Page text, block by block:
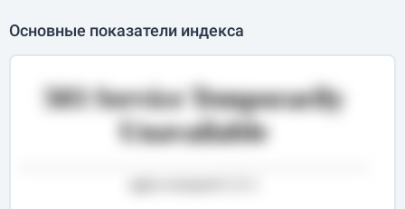
Основные показатели индекса